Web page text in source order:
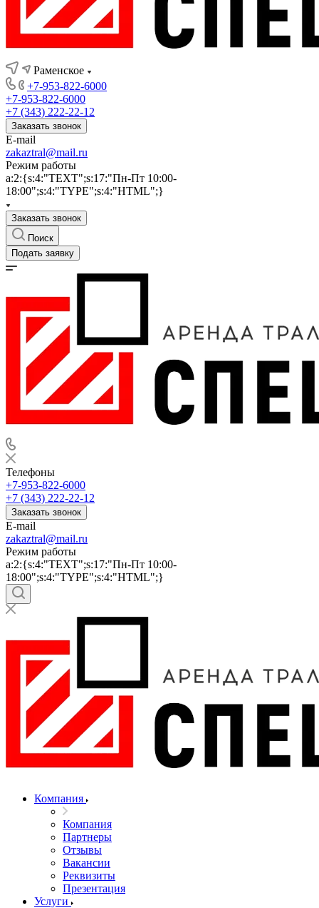
Раменское
+7-953-822-6000
+7-953-822-6000
+7 (343) 222-22-12
Заказать звонок
E-mail
zakaztral@mail.ru
Режим работы
a:2:{s:4:"TEXT";s:17:"Пн-Пт 10:00-
18:00";s:4:"TYPE";s:4:"HTML";}
Заказать звонок
Поиск
Подать заявку
Телефоны
+7-953-822-6000
+7 (343) 222-22-12
Заказать звонок
E-mail
zakaztral@mail.ru
Режим работы
a:2:{s:4:"TEXT";s:17:"Пн-Пт 10:00-
18:00";s:4:"TYPE";s:4:"HTML";}
Компания
Компания
Партнеры
Отзывы
Вакансии
Реквизиты
Презентация
Услуги